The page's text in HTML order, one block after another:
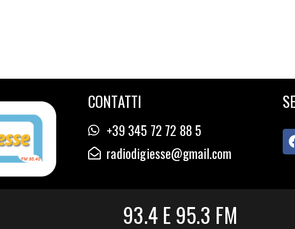
CONTATTI
+39 345 72 72 88 5
radiodigiesse@gmail.com
93.4 E 95.3 FM